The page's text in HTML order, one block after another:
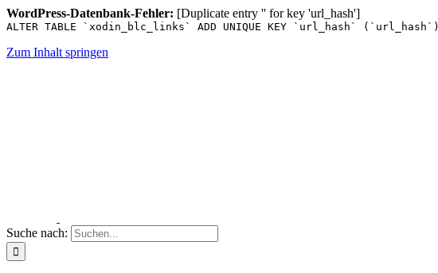
WordPress-Datenbank-Fehler: [Duplicate entry '' for key 'url_hash']
ALTER TABLE `xodin_blc_links` ADD UNIQUE KEY `url_hash` (`url_hash`)
Zum Inhalt springen
Suche nach: